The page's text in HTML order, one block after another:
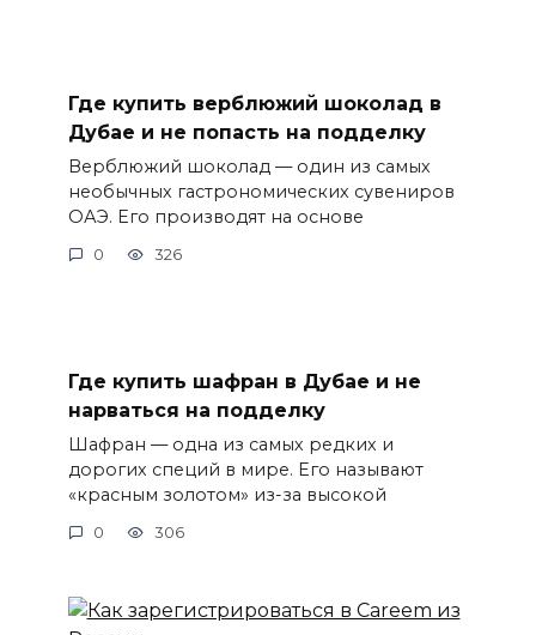
Где купить верблюжий шоколад в
Дубае и не попасть на подделку
Верблюжий шоколад — один из самых
необычных гастрономических сувениров
ОАЭ. Его производят на основе
0 326
Где купить шафран в Дубае и не
нарваться на подделку
Шафран — одна из самых редких и
дорогих специй в мире. Его называют
«красным золотом» из-за высокой
0 306